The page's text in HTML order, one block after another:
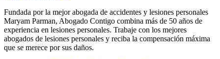
Fundada por la mejor abogada de accidentes y lesiones personales
Maryam Parman, Abogado Contigo combina más de 50 años de
experiencia en lesiones personales. Trabaje con los mejores
abogados de lesiones personales y reciba la compensación máxima
que se merece por sus daños.